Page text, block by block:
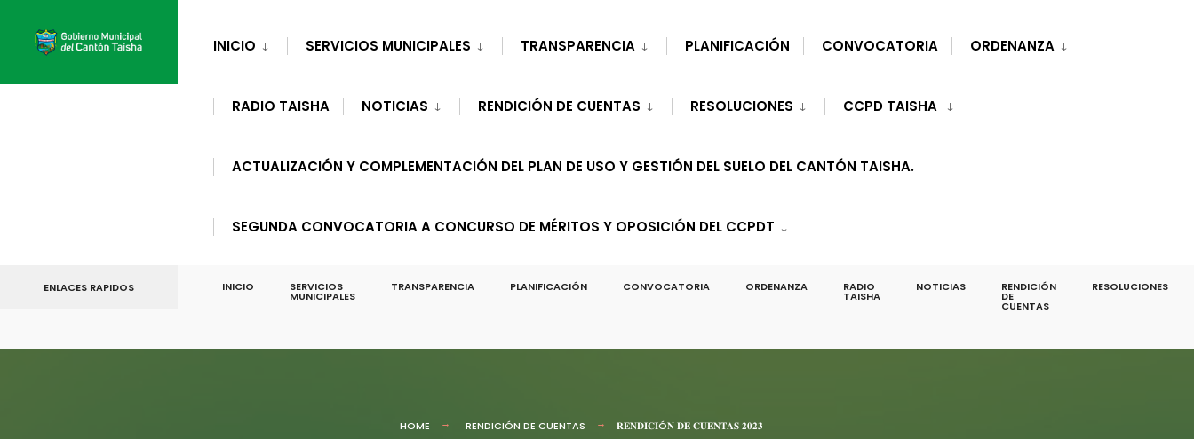
INICIO SERVICIOS MUNICIPALES TRANSPARENCIA PLANIFICACIÓN CONVOCATORIA ORDENANZA
RADIO TAISHA NOTICIAS RENDICIÓN DE CUENTAS RESOLUCIONES CCPD TAISHA
ACTUALIZACIÓN Y COMPLEMENTACIÓN DEL PLAN DE USO Y GESTIÓN DEL SUELO DEL CANTÓN TAISHA.
SEGUNDA CONVOCATORIA A CONCURSO DE MÉRITOS Y OPOSICIÓN DEL CCPDT
ENLACES RAPIDOS INICIO SERVICIOS
MUNICIPALES
TRANSPARENCIA PLANIFICACIÓN CONVOCATORIA ORDENANZA RADIO
TAISHA
NOTICIAS RENDICIÓN
DE
CUENTAS
RESOLUCIONES
HOME RENDICIÓN DE CUENTAS 𝐑𝐄𝐍𝐃𝐈𝐂𝐈Ó𝐍 𝐃𝐄 𝐂𝐔𝐄𝐍𝐓𝐀𝐒 𝟐𝟎𝟐𝟑